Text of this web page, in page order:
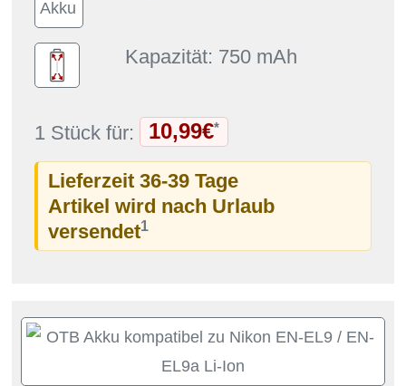
Kapazität: 750 mAh
1 Stück für: 10,99€*
Lieferzeit 36-39 Tage
Artikel wird nach Urlaub
versendet1